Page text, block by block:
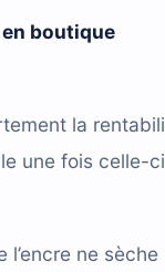
en boutique
la
une fois celle-ci
ne sèche